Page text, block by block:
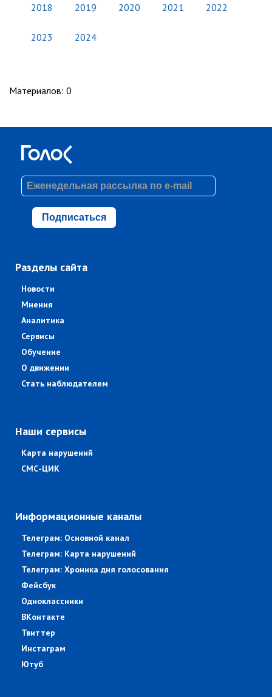
2018 2019 2020 2021 2022
2023 2024
Материалов: 0
Подписаться
Разделы сайта
Новости
Мнения
Аналитика
Сервисы
Обучение
О движении
Стать наблюдателем
Наши сервисы
Карта нарушений
СМС-ЦИК
Информационные каналы
Телеграм: Основной канал
Телеграм: Карта нарушений
Телеграм: Хроника дня голосования
Фейсбук
Одноклассники
ВКонтакте
Твиттер
Инстаграм
Ютуб